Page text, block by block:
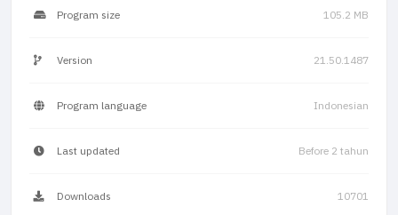
Program size 105.2 MB
Version 21.50.1487
Program language Indonesian
Last updated Before 2 tahun
Downloads 10701